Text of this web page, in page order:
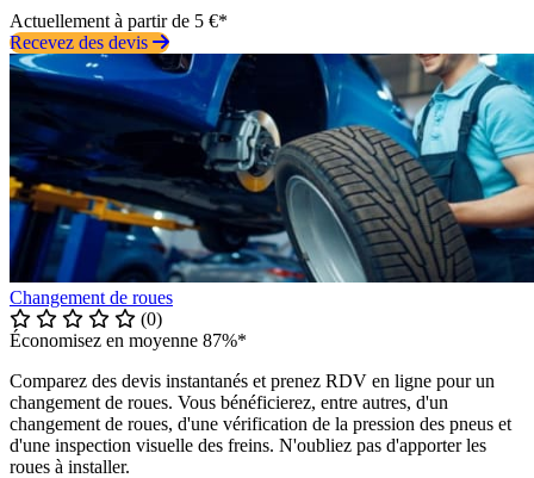
Actuellement à partir de 5 €*
Recevez des devis
Changement de roues
(0)
Économisez en moyenne 87%*
Comparez des devis instantanés et prenez RDV en ligne pour un
changement de roues. Vous bénéficierez, entre autres, d'un
changement de roues, d'une vérification de la pression des pneus et
d'une inspection visuelle des freins. N'oubliez pas d'apporter les
roues à installer.